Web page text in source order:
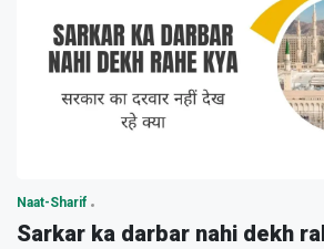
Naat-Sharif
Sarkar ka darbar nahi dekh